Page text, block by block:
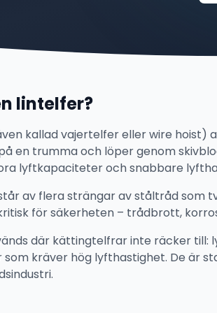
lintelfer?
kallad vajertelfer eller wire hoist)
en trumma och löper genom
lyftkapaciteter och snabbare
av flera strängar av ståltråd som
för säkerheten – trådbrott,
där kättingtelfrar inte räcker till:
kräver hög lyfthastighet. De är